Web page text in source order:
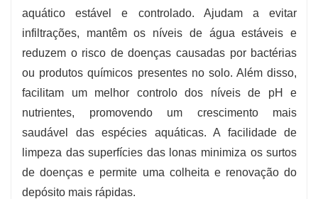
aquático estável e controlado. Ajudam a evitar
infiltrações, mantêm os níveis de água estáveis ​​e
reduzem o risco de doenças causadas por bactérias
ou produtos químicos presentes no solo. Além disso,
facilitam um melhor controlo dos níveis de pH e
nutrientes, promovendo um crescimento mais
saudável das espécies aquáticas. A facilidade de
limpeza das superfícies das lonas minimiza os surtos
de doenças e permite uma colheita e renovação do
depósito mais rápidas.